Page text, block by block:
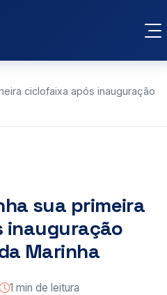
ciclofaixa após inauguração
sua primeira
inauguração
Marinha
1 min de leitura